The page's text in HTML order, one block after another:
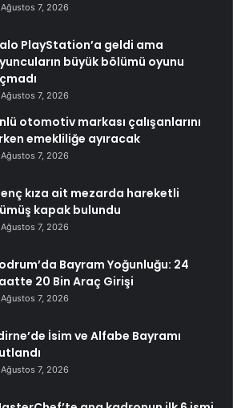
Ağustos 7, 2026
PlayStation’a geldi ama
büyük bölümü oyunu
Ağustos 7, 2026
otomotiv markası çalışanlarını
emekliliğe ayıracak
Ağustos 7, 2026
kıza ait mezarda hareketli
kapak bulundu
Ağustos 7, 2026
Bayram Yoğunluğu: 24
20 Bin Araç Girişi
Ağustos 7, 2026
İsim ve Alfabe Bayramı
Ağustos 7, 2026